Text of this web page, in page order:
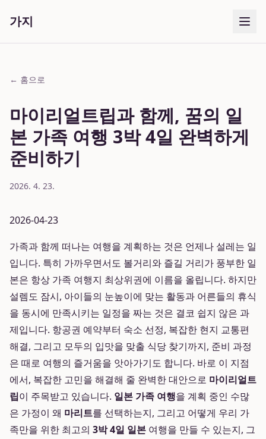
가지
← 홈으로
마이리얼트립과 함께, 꿈의 일
본 가족 여행 3박 4일 완벽하게
준비하기
2026. 4. 23.
2026-04-23
가족과 함께 떠나는 여행을 계획하는 것은 언제나 설레는 일
입니다. 특히 가까우면서도 볼거리와 즐길 거리가 풍부한 일
본은 항상 가족 여행지 최상위권에 이름을 올립니다. 하지만
설렘도 잠시, 아이들의 눈높이에 맞는 활동과 어른들의 휴식
을 동시에 만족시키는 일정을 짜는 것은 결코 쉽지 않은 과
제입니다. 항공권 예약부터 숙소 선정, 복잡한 현지 교통편
해결, 그리고 모두의 입맛을 맞출 식당 찾기까지, 준비 과정
은 때로 여행의 즐거움을 앗아가기도 합니다. 바로 이 지점
에서, 복잡한 고민을 해결해 줄 완벽한 대안으로 마이리얼트
립이 주목받고 있습니다. 일본 가족 여행을 계획 중인 수많
은 가정이 왜 마리트를 선택하는지, 그리고 어떻게 우리 가
족만을 위한 최고의 3박 4일 일본 여행을 만들 수 있는지, 그